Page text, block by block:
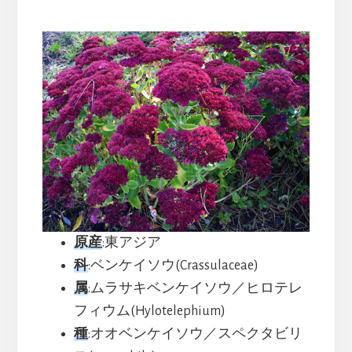
原産:東アジア
科:ベンケイソウ(Crassulaceae)
属:ムラサキベンケイソウ／ヒロテレ
フィウム(Hylotelephium)
種:オオベンケイソウ／スペクタビリ